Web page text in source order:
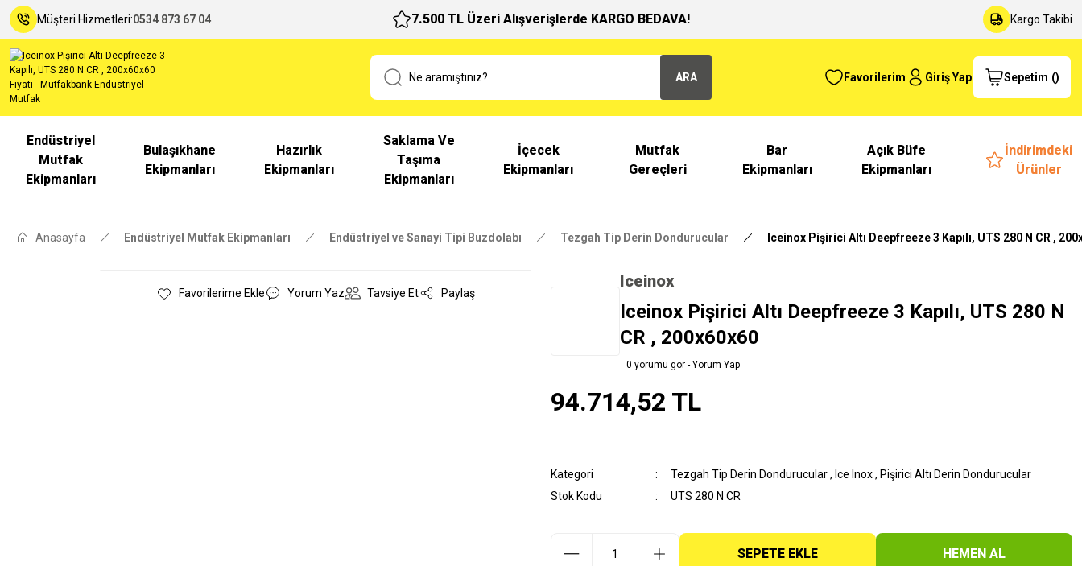
Müşteri Hizmetleri:0534 873 67 04 7.500 TL Üzeri Alışverişlerde KARGO BEDAVA! Kargo Takibi
ARA Favorilerim Giriş Yap Sepetim ()
Endüstriyel
Mutfak
Ekipmanları
Bulaşıkhane
Ekipmanları
Hazırlık
Ekipmanları
Saklama Ve
Taşıma
Ekipmanları
İçecek
Ekipmanları
Mutfak
Gereçleri
Bar
Ekipmanları
Açık Büfe
Ekipmanları
İndirimdeki
Ürünler
Anasayfa Endüstriyel Mutfak Ekipmanları Endüstriyel ve Sanayi Tipi Buzdolabı Tezgah Tip Derin Dondurucular Iceinox Pişirici Altı Deepfreeze 3 Kapılı, UTS 280 N CR ,
Yorum Yaz Tavsiye Et Paylaş
Iceinox
Iceinox Pişirici Altı Deepfreeze 3 Kapılı, UTS 280 N
CR , 200x60x60
0 yorumu gör - Yorum Yap
94.714,52 TL
Kategori Tezgah Tip Derin Dondurucular , Ice Inox , Pişirici Altı Derin Dondurucular
Stok Kodu
UTS 280 N CR
SEPETE EKLE HEMEN AL